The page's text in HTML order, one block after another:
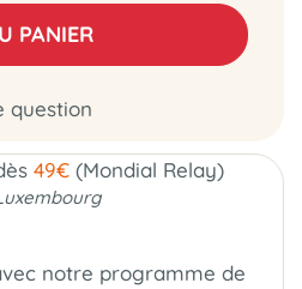
PANIER
question
49€ (Mondial Relay)
notre programme de